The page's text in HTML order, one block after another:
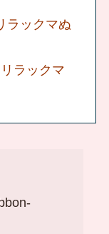
ラックマぬ
ラックマ